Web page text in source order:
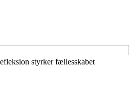
styrker fællesskabet